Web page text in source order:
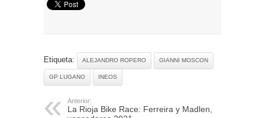
Etiqueta: ALEJANDRO ROPERO GIANNI MOSCON
GP LUGANO INEOS
Anterior:
La Rioja Bike Race: Ferreira y Madlen,